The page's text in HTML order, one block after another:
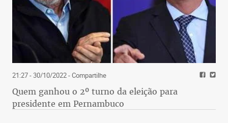
21:27 - 30/10/2022- Compartilhe
Quem ganhou o 2º turno da eleição para
presidente em Pernambuco